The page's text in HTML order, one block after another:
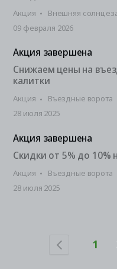
Акция
Внешняя
09 февраля 2026
Акция завершена
Снижаем цены на
калитки
Акция
Въездные ворота
28 июля 2025
Акция завершена
Скидки от 5% до 10%
Акция
Въездные ворота
28 июля 2025
1